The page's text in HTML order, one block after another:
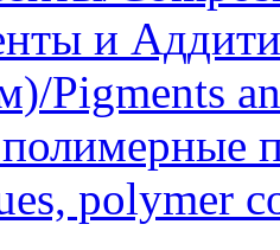
и
Pigments
polymer